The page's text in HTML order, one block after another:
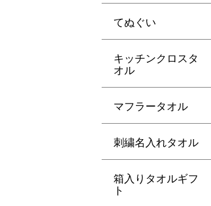
てぬぐい
キッチンクロスタ
オル
マフラータオル
刺繍名入れタオル
箱入りタオルギフ
ト